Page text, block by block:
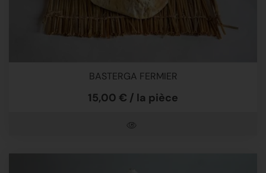
BASTERGA FERMIER
15,00 € / la pièce